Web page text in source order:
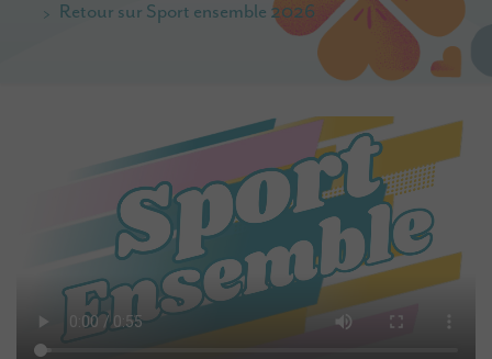
Retour sur Sport ensemble 2026